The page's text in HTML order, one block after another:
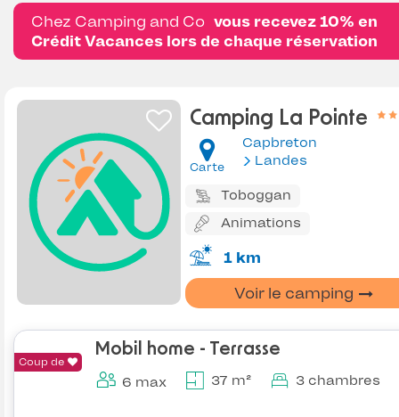
Chez Camping and Co vous recevez 10% en
Crédit Vacances lors de chaque réservation
Camping La Pointe
Carte
Capbreton
Landes
Toboggan
Animations
1 km
Voir le camping
Coup de
Mobil home - Terrasse
6 max 37 m² 3 chambres